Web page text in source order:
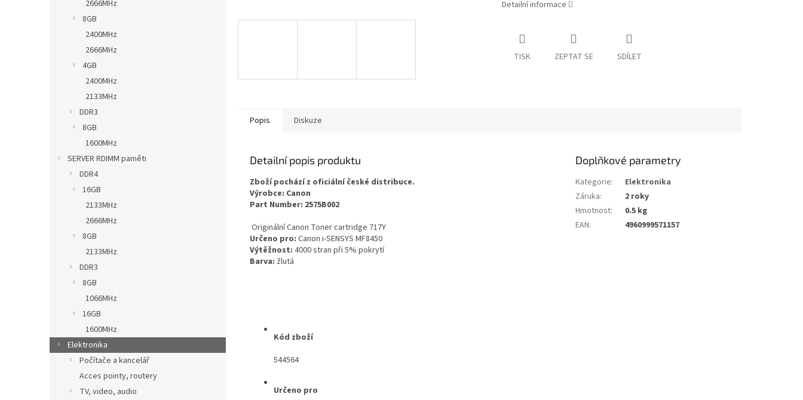
2666MHz
8GB
2400MHz
2666MHz
4GB
2400MHz
2133MHz
DDR3
8GB
1600MHz
SERVER RDIMM paměti
DDR4
16GB
2133MHz
2666MHz
8GB
2133MHz
DDR3
8GB
1066MHz
16GB
1600MHz
Elektronika
Počítače a kancelář
Acces pointy, routery
TV, video, audio
Detailní informace
TISK ZEPTAT SE SDÍLET
Popis Diskuze
Detailní popis produktu
Zboží pochází z oficiální české distribuce.
Výrobce: Canon
Part Number: 2575B002
Originální Canon Toner cartridge 717Y
Určeno pro: Canon i-SENSYS MF8450
Výtěžnost: 4000 stran při 5% pokrytí
Barva: žlutá
Kód zboží
544564
Určeno pro
Doplňkové parametry
Kategorie:
Elektronika
Záruka:
2 roky
Hmotnost:
0.5 kg
EAN: 4960999571157